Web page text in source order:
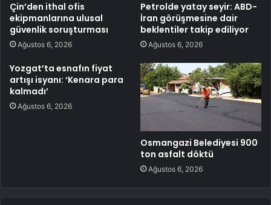
Çin’den ithal ofis
ekipmanlarına ulusal
güvenlik soruşturması
Ağustos 6, 2026
Petrolde yatay seyir: ABD-
İran görüşmesine dair
beklentiler takip ediliyor
Ağustos 6, 2026
Yozgat’ta esnafın fiyat
artışı isyanı: ‘Kenara para
kalmadı’
Ağustos 6, 2026
Osmangazi Belediyesi 900
ton asfalt döktü
Ağustos 6, 2026